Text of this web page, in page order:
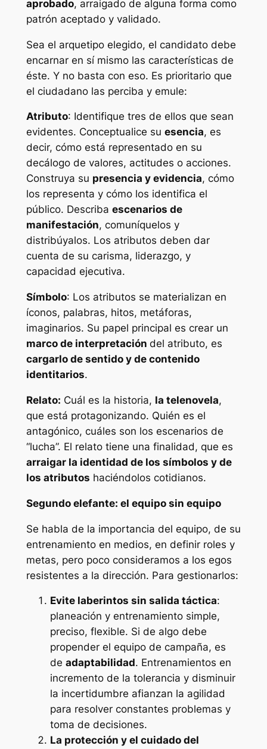
aprobado, arraigado de alguna forma como
patrón aceptado y validado.
Sea el arquetipo elegido, el candidato debe
encarnar en sí mismo las características de
éste. Y no basta con eso. Es prioritario que
el ciudadano las perciba y emule:
Atributo: Identifique tres de ellos que sean
evidentes. Conceptualice su esencia, es
decir, cómo está representado en su
decálogo de valores, actitudes o acciones.
Construya su presencia y evidencia, cómo
los representa y cómo los identifica el
público. Describa escenarios de
manifestación, comuníquelos y
distribúyalos. Los atributos deben dar
cuenta de su carisma, liderazgo, y
capacidad ejecutiva.
Símbolo: Los atributos se materializan en
íconos, palabras, hitos, metáforas,
imaginarios. Su papel principal es crear un
marco de interpretación del atributo, es
cargarlo de sentido y de contenido
identitarios.
Relato: Cuál es la historia, la telenovela,
que está protagonizando. Quién es el
antagónico, cuáles son los escenarios de
“lucha”. El relato tiene una finalidad, que es
arraigar la identidad de los símbolos y de
los atributos haciéndolos cotidianos.
Segundo elefante: el equipo sin equipo
Se habla de la importancia del equipo, de su
entrenamiento en medios, en definir roles y
metas, pero poco consideramos a los egos
resistentes a la dirección. Para gestionarlos:
Evite laberintos sin salida táctica:
planeación y entrenamiento simple,
preciso, flexible. Si de algo debe
propender el equipo de campaña, es
de adaptabilidad. Entrenamientos en
incremento de la tolerancia y disminuir
la incertidumbre afianzan la agilidad
para resolver constantes problemas y
toma de decisiones.
La protección y el cuidado del